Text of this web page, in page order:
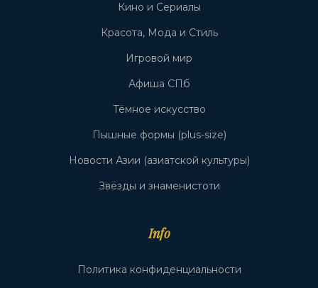
Кино и Сериалы
Красота, Мода и Стиль
Игровой мир
Афиша СПб
Тёмное искусство
Пышные формы (plus-size)
Новости Азии (азиатской культуры)
Звёзды и знаменистоти
Info
Политика конфиденциальности